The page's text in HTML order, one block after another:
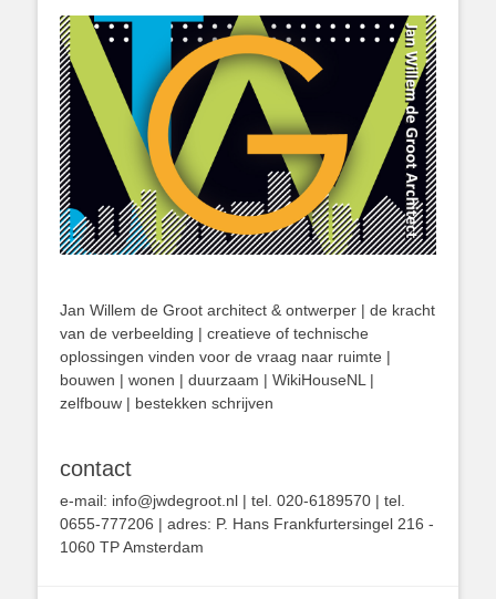
Jan Willem de Groot architect & ontwerper | de kracht
van de verbeelding | creatieve of technische
oplossingen vinden voor de vraag naar ruimte |
bouwen | wonen | duurzaam | WikiHouseNL |
zelfbouw | bestekken schrijven
contact
e-mail: info@jwdegroot.nl | tel. 020-6189570 | tel.
0655-777206 | adres: P. Hans Frankfurtersingel 216 -
1060 TP Amsterdam